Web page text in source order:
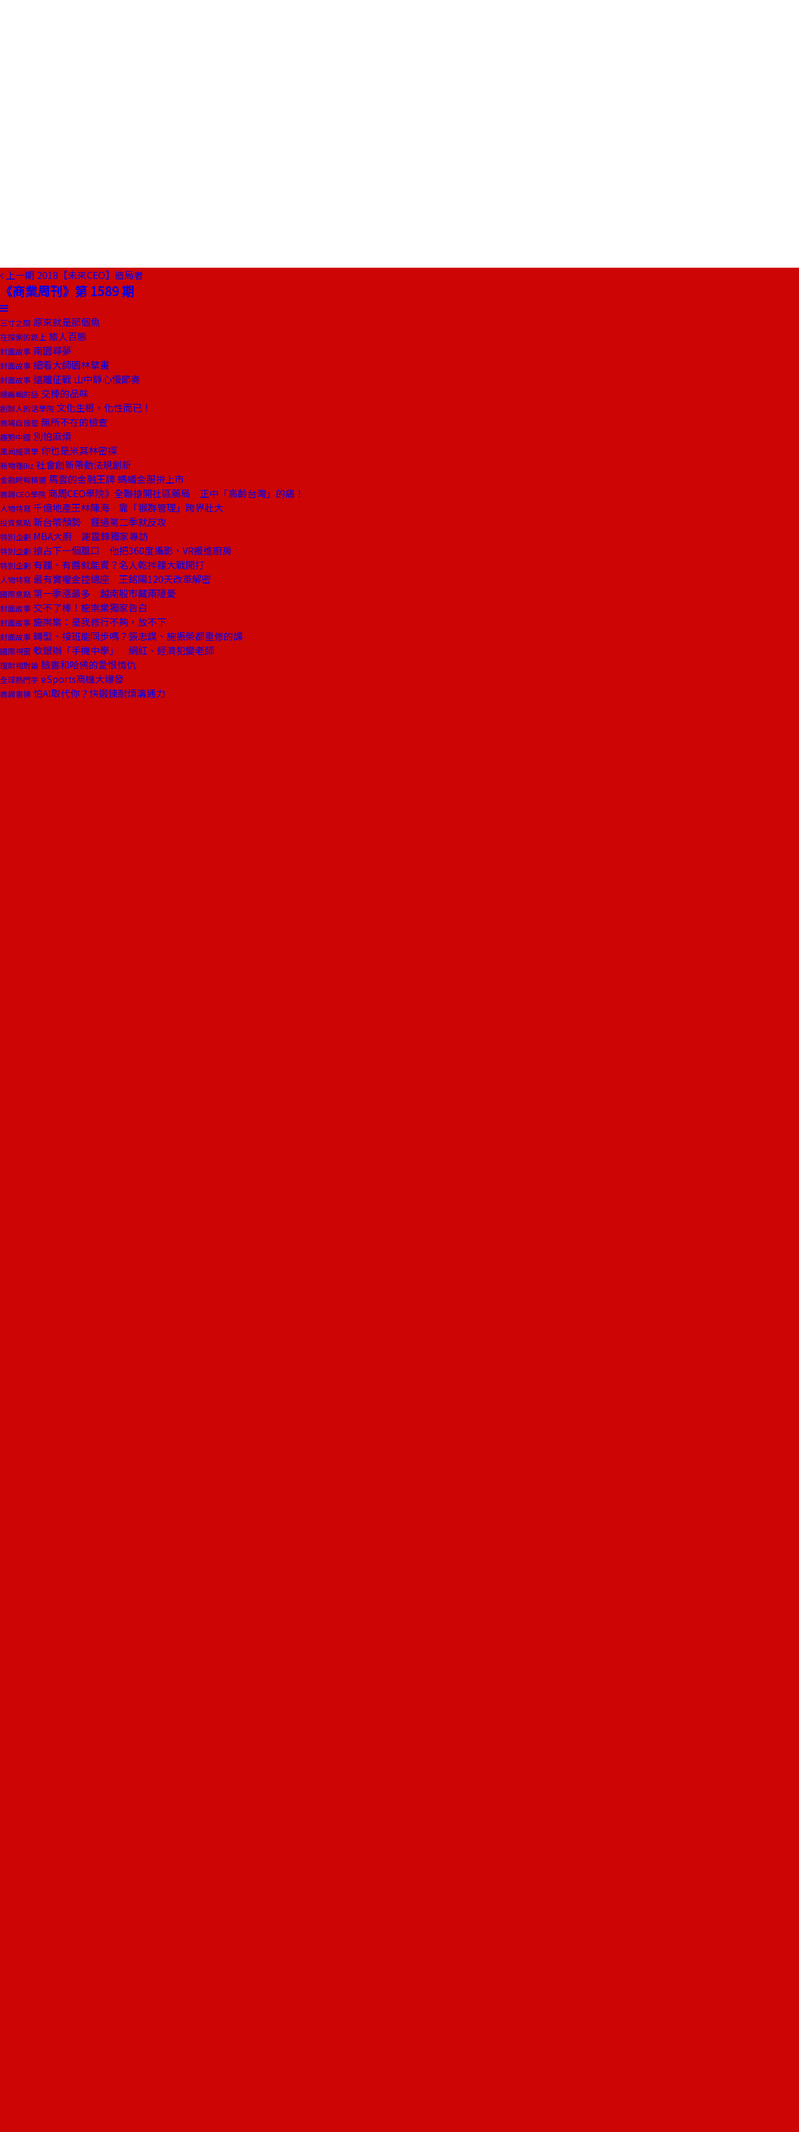
上一期 2018【未來CEO】造局者
《商業周刊》第 1589 期
三寸之間 原來就是那個魚
在探索的路上 旅人百態
封面故事 南園尋夢
封面故事 細看大師園林擘畫
封面故事 遠離征戰 山中靜心慢節奏
總編輯的話 交棒的品味
創辦人的活學院 文化生根，化性而已！
商場自慢塾 無所不在的檢查
趨勢中國 別怕麻煩
風尚經濟學 你也是米其林密探
新物種Biz 社會創新帶動法規創新
金融時報精選 馬雲的金融王牌 螞蟻金服拚上市
商周CEO學院 商周CEO學院》全聯搶開社區藥局 正中「高齡台灣」的痛！
人物特寫 千億地產王林陳海 靠「猴群管理」跨界壯大
投資焦點 新台幣頹勢 捱過第二季就反攻
特別企劃 MBA大廚 謝霆鋒獨家專訪
特別企劃 搶占下一個風口 他把360度攝影、VR搬進廚房
特別企劃 有麵、有醬就能賣？名人乾拌麵大戰開打
人物特寫 最有實權金控總座 王銘陽120天改革解密
國際焦點 第一季漲最多 越南股市藏兩隱憂
封面故事 交不了棒！施崇棠獨家告白
封面故事 施崇棠：是我修行不夠，放不下
封面故事 轉型、接班能同步嗎？張忠謀、施振榮都重修的課
國際視窗 軟銀辦「手機中學」 網紅、經濟犯變老師
理財相對論 臉書和哈佛的愛恨情仇
全球熱門字 eSports商機大爆發
商周書摘 怕AI取代你？快鍛鍊耐煩溝通力